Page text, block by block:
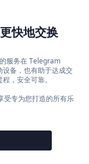
快地交换
服务在 Telegram
备，也有助于达成交
，安全可靠。
专为您打造的所有乐